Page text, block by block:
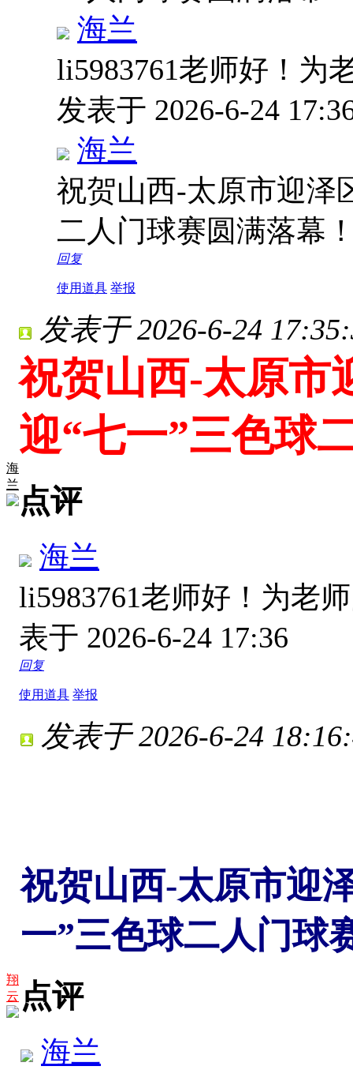
海兰
li5983761老师好！为
发表于 2026-6-24
海兰
祝贺山西-太原市迎泽
二人门球赛圆满落幕
回复
使用道具 举报
海
兰
发表于 2026-6-24
祝贺山西-太原市
迎“七一”三色球
点评
海兰
li5983761老师好！为老
表于 2026-6-24 17:36
回复
使用道具 举报
翔
云
发表于 2026-6-24
祝贺山西-太原市迎
一”三色球二人门球
点评
海兰